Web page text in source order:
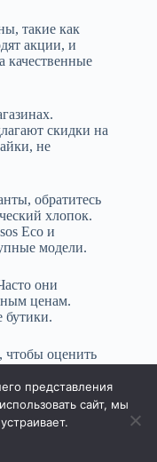
такие как
акции, и
качественные
скидки на
не
обратитесь
хлопок.
Eco и
модели.
они
ценам.
бутики.
чтобы оценить
представления
сайт, мы